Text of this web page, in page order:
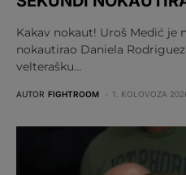
Kakav nokaut! Uroš Medić je
nokautirao Daniela
velterašku…
AUTOR FIGHTROOM 1. KOLOVOZA